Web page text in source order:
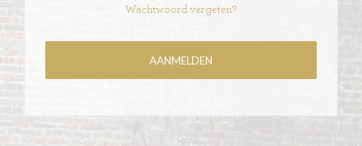
Wachtwoord vergeten?